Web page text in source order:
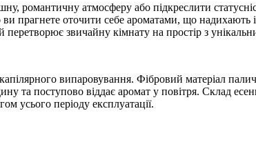
романтичну атмосферу або підкреслити
прагнете оточити себе ароматами, що надихають
звичайну кімнату на простір з
випаровування. Фібровий матеріал
та поступово віддає аромат у повітря. Склад
усього періоду експлуатації.